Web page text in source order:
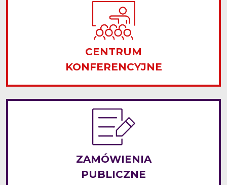
CENTRUM
KONFERENCYJNE
ZAMÓWIENIA
PUBLICZNE